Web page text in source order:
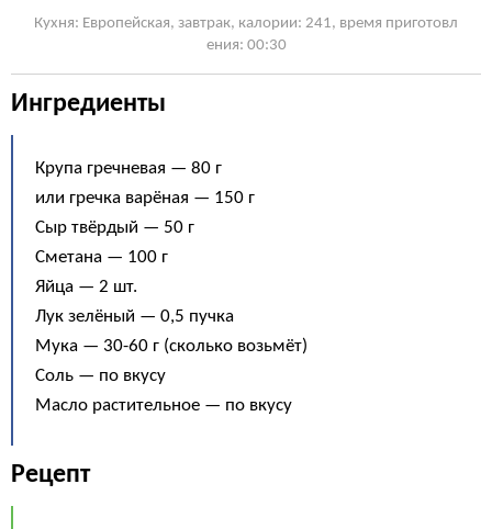
Кухня: Европейская, завтрак, калории: 241, время приготовл
ения: 00:30
Ингредиенты
Крупа гречневая — 80 г
или гречка варёная — 150 г
Сыр твёрдый — 50 г
Сметана — 100 г
Яйца — 2 шт.
Лук зелёный — 0,5 пучка
Мука — 30-60 г (сколько возьмёт)
Соль — по вкусу
Масло растительное — по вкусу
Рецепт